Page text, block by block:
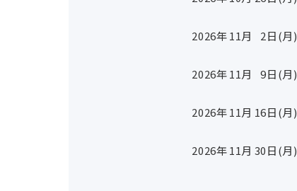
2026年11月 2日(月)
2026年11月 9日(月)
2026年11月 16日(月)
2026年11月 30日(月)